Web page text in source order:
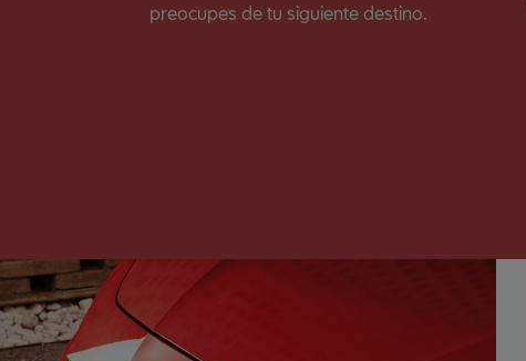
preocupes de tu siguiente destino.